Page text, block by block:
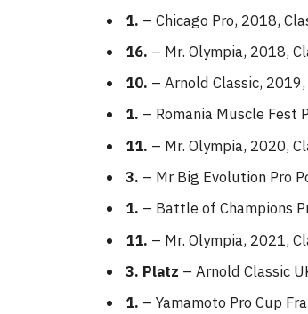
1. – Chicago Pro, 2018,
16. – Mr. Olympia, 2018,
10. – Arnold Classic,
1. – Romania Muscle Fest
11. – Mr. Olympia, 2020,
3. – Mr Big Evolution Pro
1. – Battle of Champions
11. – Mr. Olympia, 2021,
3. Platz – Arnold Classic
1. – Yamamoto Pro Cup